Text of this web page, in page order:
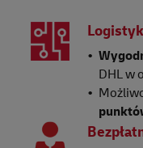
DHL w